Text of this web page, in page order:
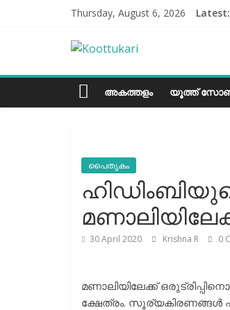
Thursday, August 6, 2026 Latest:
Koottukari
Kottukariഅകത്തളം യൂത്ത്
പൈതൃകം
30 April 2020 Krishna R 0
മണാലിയിലേക്ക്
ക്ഷേത്രം. സൂര്യകിരണങ്ങള്‍